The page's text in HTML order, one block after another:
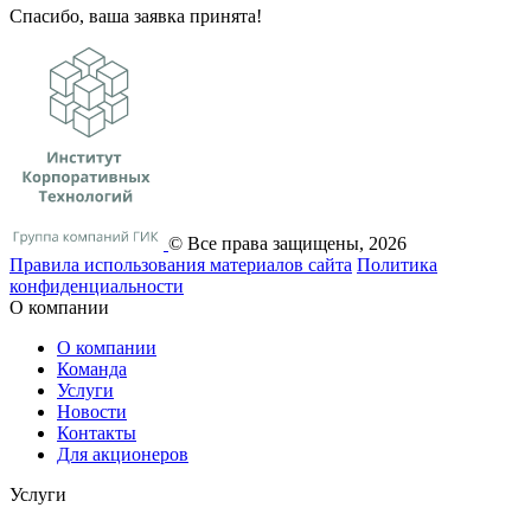
Спасибо, ваша заявка принята!
© Все права защищены, 2026
Правила использования материалов сайта Политика
конфиденциальности
О компании
О компании
Команда
Услуги
Новости
Контакты
Для акционеров
Услуги